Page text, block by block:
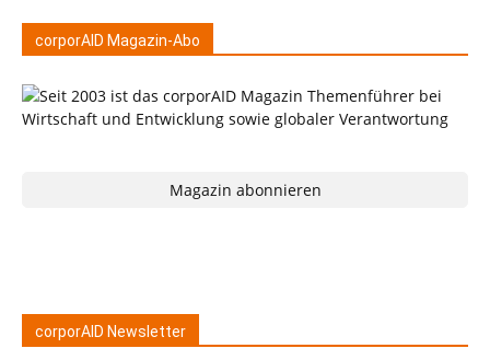
corporAID Magazin-Abo
Magazin abonnieren
corporAID Newsletter